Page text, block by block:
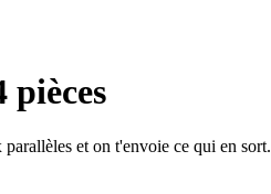
pièces
et on t'envoie ce qui en sort.